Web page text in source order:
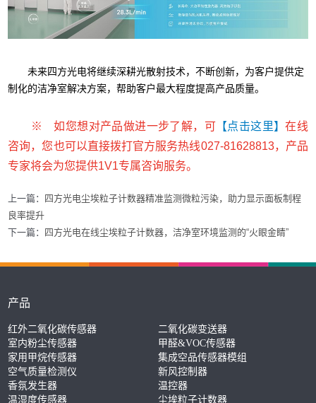
未来四方光电将继续深耕光散射技术，不断创新，为客户提供定
制化的洁净室解决方案，帮助客户最大程度提高产品质量。
※ 如您想对产品做进一步了解，可 【点击这里】在线
咨询，您也可以直接拨打官方服务热线027-81628813，产品
专家将会为您提供1V1专属咨询服务。
上一篇：
四方光电尘埃粒子计数器精准监测微粒污染，助力显示面板制程
良率提升
下一篇：
四方光电在线尘埃粒子计数器，洁净室环境监测的“火眼金睛”
产品
红外二氧化碳传感器
二氧化碳变送器
室内粉尘传感器
甲醛&VOC传感器
家用甲烷传感器
集成空品传感器模组
空气质量检测仪
新风控制器
香氛发生器
温控器
温湿度传感器
尘埃粒子计数器